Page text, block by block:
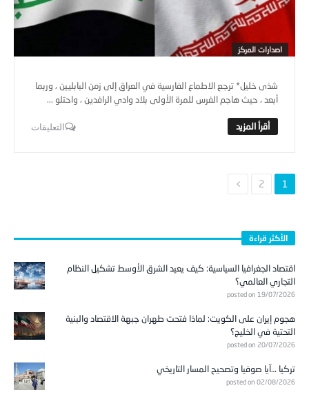
اصدارات المركز
شذى خليل* ترجع الاطماع الفارسية في العراق إلى زمن البابليين ، وربما
أبعد ، حيث هاجم الفرس للمرة الأولى بلاد وادي الرافدين ، واحتلو ...
التعليقات
1
2
الأكثر قراءة
اقتصاد الجغرافيا السياسية: كيف يعيد الشرق الأوسط تشكيل النظام
التجاري العالمي؟
posted on 19/07/2026
هجوم إيران على الكويت: لماذا فتحت طهران جبهة الاقتصاد والبنية
التحتية في الخليج؟
posted on 20/07/2026
تركيا …آيا صوفيا وتصحيح المسار التاريخي
posted on 02/08/2026